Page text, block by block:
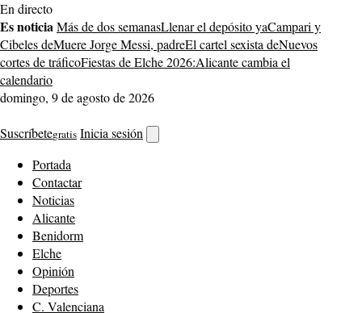
Saltar
al
contenido
En directo
Es noticiaMás de dos semanasLlenar el depósito yaCampari y
Cibeles deMuere Jorge Messi, padreEl cartel sexista deNuevos
cortes de tráficoFiestas de Elche 2026:Alicante cambia el
calendario
domingo, 9 de agosto de 2026
Suscríbetegratis Inicia sesión
buscador
Portada
Contactar
Noticias
Alicante
Benidorm
Elche
Opinión
Deportes
C. Valenciana